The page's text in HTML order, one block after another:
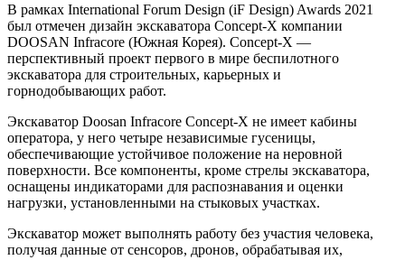
В рамках International Forum Design (iF Design) Awards 2021
был отмечен дизайн экскаватора Concept-X компании
DOOSAN Infracore (Южная Корея). Concept-X —
перспективный проект первого в мире беспилотного
экскаватора для строительных, карьерных и
горнодобывающих работ.
Экскаватор Doosan Infracore Concept-X не имеет кабины
оператора, у него четыре независимые гусеницы,
обеспечивающие устойчивое положение на неровной
поверхности. Все компоненты, кроме стрелы экскаватора,
оснащены индикаторами для распознавания и оценки
нагрузки, установленными на стыковых участках.
Экскаватор может выполнять работу без участия человека,
получая данные от сенсоров, дронов, обрабатывая их,